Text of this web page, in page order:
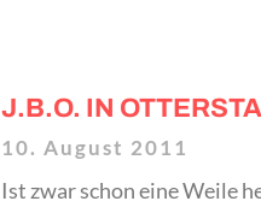
J.B.O. IN
10. August 2011
Ist zwar schon eine Weile